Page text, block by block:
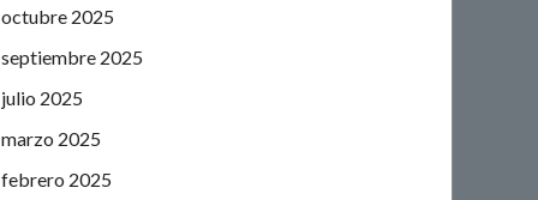
octubre 2025
septiembre 2025
julio 2025
marzo 2025
febrero 2025